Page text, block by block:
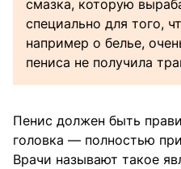
смазка, которую
специально для того,
например о белье,
пениса не получила
Пенис должен быть
головка — полностью
Врачи называют такое